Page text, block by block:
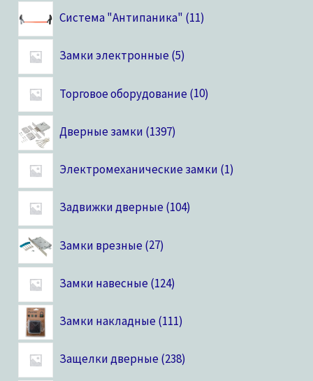
Система "Антипаника" 11
Замки электронные 5
Торговое оборудование 10
Дверные замки 1397
Электромеханические замки 1
Задвижки дверные 104
Замки врезные 27
Замки навесные 124
Замки накладные 111
Защелки дверные 238